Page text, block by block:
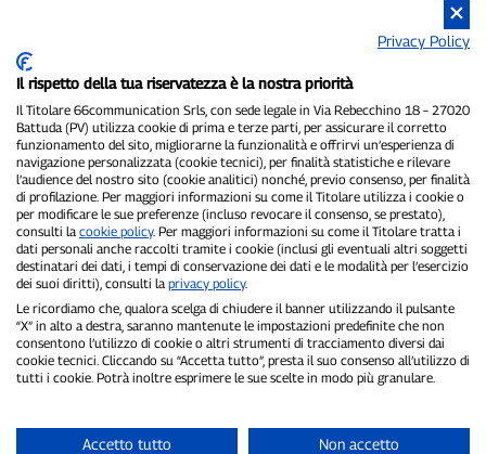
P300.it è una Testata Giornalistica indipendente
Registrazione numero 1/2021 del 1/2/2021 - Tribunale di Pavia
Proprietario ed editore:66communication Srls- P.IVA
02798890188
Direttore Responsabile:Alessandro Secchi- Vicedirettore:Federico
Benedusi
Privacy Policy- Cookie Policy
"Se è successo davvero, lo trovi su P300.it"
Copyright © P300.it 2012-2026
Privacy Policy
Il rispetto della tua riservatezza è la nostra priorità
Il Titolare 66communication Srls, con sede legale in Via Rebecchino 18 – 27020
Battuda (PV) utilizza cookie di prima e terze parti, per assicurare il corretto
funzionamento del sito, migliorarne la funzionalità e offrirvi un’esperienza di
navigazione personalizzata (cookie tecnici), per finalità statistiche e rilevare
l’audience del nostro sito (cookie analitici) nonché, previo consenso, per finalità
di profilazione. Per maggiori informazioni su come il Titolare utilizza i cookie o
per modificare le sue preferenze (incluso revocare il consenso, se prestato),
consulti la cookie policy. Per maggiori informazioni su come il Titolare tratta i
dati personali anche raccolti tramite i cookie (inclusi gli eventuali altri soggetti
destinatari dei dati, i tempi di conservazione dei dati e le modalità per l’esercizio
dei suoi diritti), consulti la privacy policy.
Le ricordiamo che, qualora scelga di chiudere il banner utilizzando il pulsante
“X” in alto a destra, saranno mantenute le impostazioni predefinite che non
consentono l’utilizzo di cookie o altri strumenti di tracciamento diversi dai
cookie tecnici. Cliccando su “Accetta tutto”, presta il suo consenso all’utilizzo di
tutti i cookie. Potrà inoltre esprimere le sue scelte in modo più granulare.
Accetto tutto Non accetto